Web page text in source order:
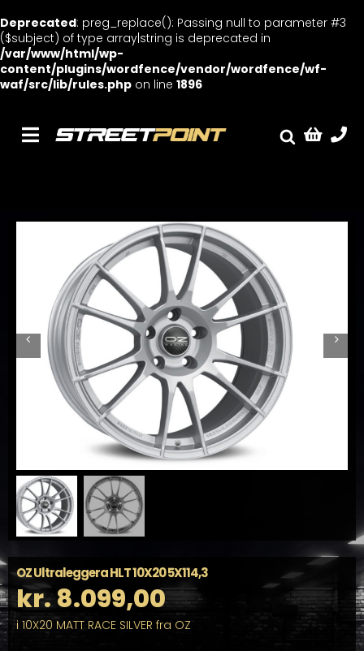
Deprecated: preg_replace(): Passing null to parameter #3
($subject) of type array|string is deprecated in
/var/www/html/wp-
content/plugins/wordfence/vendor/wordfence/wf-
waf/src/lib/rules.php on line 1896
content
Toggle
Streetcars
Tuning
Ventilrens
Værksted
OZ Ultraleggera HLT 10X20 5X114,3
kr.8.099,00
i 10X20 MATT RACE SILVER fra OZ